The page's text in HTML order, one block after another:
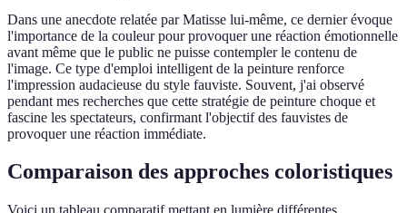
Dans une anecdote relatée par Matisse lui-même, ce dernier évoque
l'importance de la couleur pour provoquer une réaction émotionnelle
avant même que le public ne puisse contempler le contenu de
l'image. Ce type d'emploi intelligent de la peinture renforce
l'impression audacieuse du style fauviste. Souvent, j'ai observé
pendant mes recherches que cette stratégie de peinture choque et
fascine les spectateurs, confirmant l'objectif des fauvistes de
provoquer une réaction immédiate.
Comparaison des approches coloristiques